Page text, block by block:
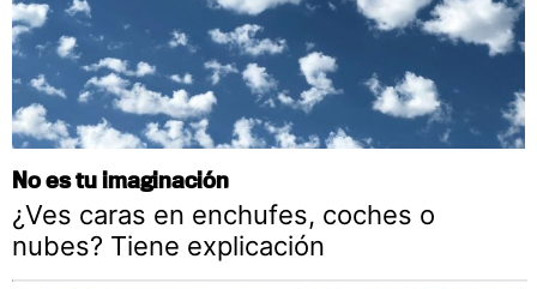
No es tu imaginación
¿Ves caras en enchufes, coches o
nubes? Tiene explicación